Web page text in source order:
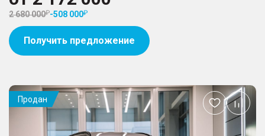
2 680 000 -508 000
Получить предложение
Продан
Добавить
в
избранное